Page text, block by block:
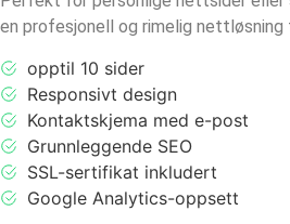
en profesjonell og rimelig nettløsning
opptil 10 sider
Responsivt design
Kontaktskjema med e-post
Grunnleggende SEO
SSL-sertifikat inkludert
Google Analytics-oppsett